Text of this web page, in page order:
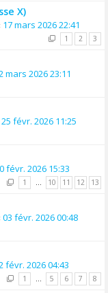
X)
17 mars 2026 22:41
1 2 3
mars 2026 23:11
25 févr. 2026 11:25
févr. 2026 15:33
1 … 10 11 12 13
03 févr. 2026 00:48
févr. 2026 04:43
1 … 5 6 7 8